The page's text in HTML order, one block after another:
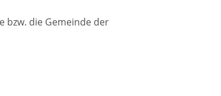
bzw. die Gemeinde der